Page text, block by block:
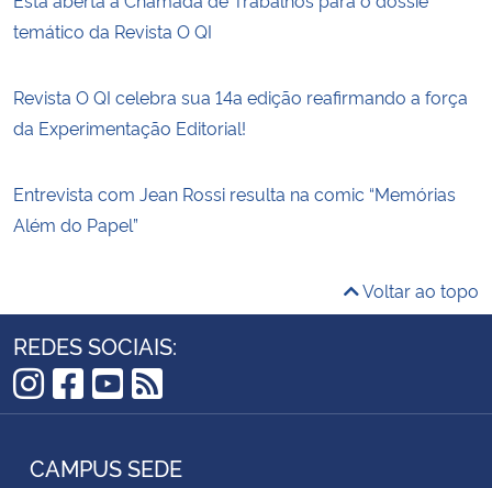
temático da Revista O QI
Revista O QI celebra sua 14a edição reafirmando a força
da Experimentação Editorial!
Entrevista com Jean Rossi resulta na comic “Memórias
Além do Papel”
Voltar ao topo
REDES SOCIAIS:
Instagram
Facebook
YouTube
RSS
CAMPUS SEDE